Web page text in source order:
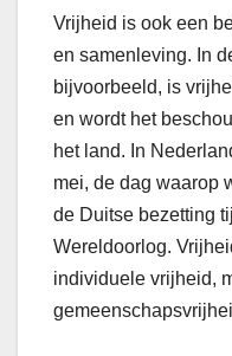
Vrijheid is ook een
en samenleving. In
bijvoorbeeld, is
en wordt het
het land. In
mei, de dag waarop
de Duitse bezetting
Wereldoorlog.
individuele vrijheid,